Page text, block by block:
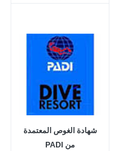
شهادة الغوص المعتمدة
من PADI